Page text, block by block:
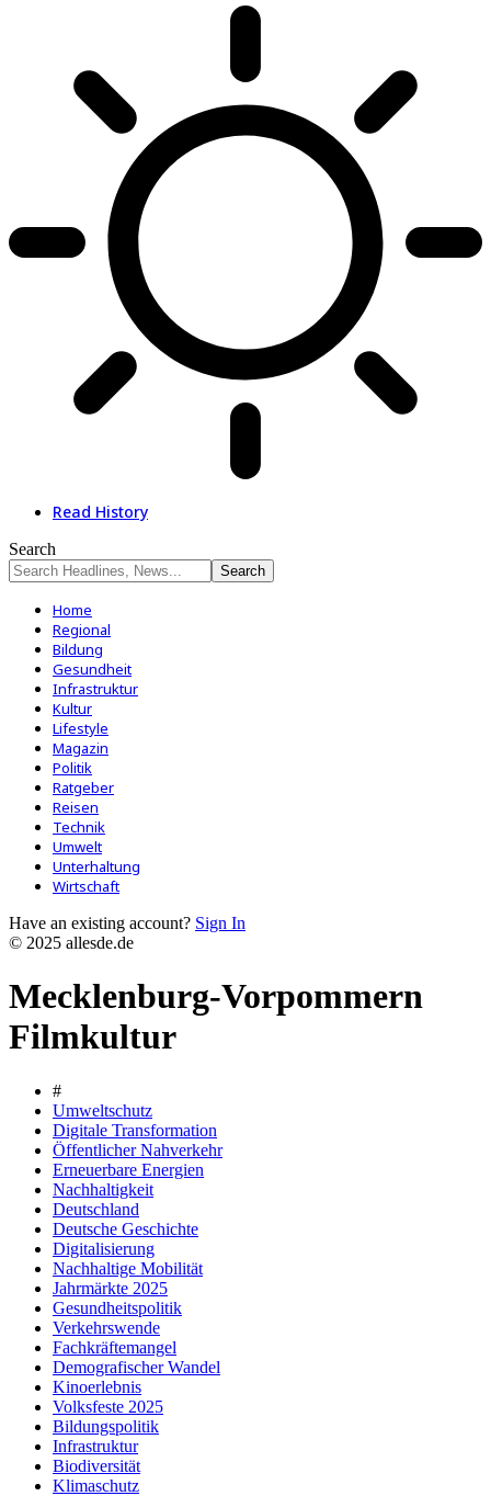
Read History
Search
Home
Regional
Bildung
Gesundheit
Infrastruktur
Kultur
Lifestyle
Magazin
Politik
Ratgeber
Reisen
Technik
Umwelt
Unterhaltung
Wirtschaft
Have an existing account? Sign In
© 2025 allesde.de
Mecklenburg-Vorpommern
Filmkultur
#
Umweltschutz
Digitale Transformation
Öffentlicher Nahverkehr
Erneuerbare Energien
Nachhaltigkeit
Deutschland
Deutsche Geschichte
Digitalisierung
Nachhaltige Mobilität
Jahrmärkte 2025
Gesundheitspolitik
Verkehrswende
Fachkräftemangel
Demografischer Wandel
Kinoerlebnis
Volksfeste 2025
Bildungspolitik
Infrastruktur
Biodiversität
Klimaschutz